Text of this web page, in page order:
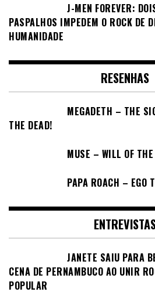
J-MEN FOREVER:
PASPALHOS IMPEDEM O ROCK DE
HUMANIDADE
RESENHAS
MEGADETH – THE
THE DEAD!
MUSE – WILL OF THE
PAPA ROACH – EGO
JANETE SAIU PARA
CENA DE PERNAMBUCO AO UNIR
POPULAR